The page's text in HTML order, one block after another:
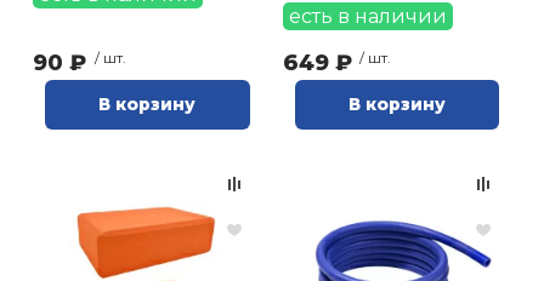
90 ₽ / шт.
В корзину
есть в наличии
649 ₽ / шт.
В корзину